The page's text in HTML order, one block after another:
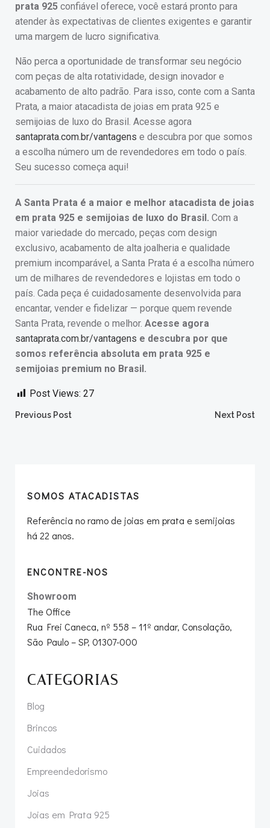
prata 925 confiável oferece, você estará pronto para
atender às expectativas de clientes exigentes e garantir
uma margem de lucro significativa.
Não perca a oportunidade de transformar seu negócio
com peças de alta rotatividade, design inovador e
acabamento de alto padrão. Para isso, conte com a Santa
Prata, a maior atacadista de joias em prata 925 e
semijoias de luxo do Brasil. Acesse agora
santaprata.com.br/vantagens e descubra por que somos
a escolha número um de revendedores em todo o país.
Seu sucesso começa aqui!
A Santa Prata é a maior e melhor atacadista de joias
em prata 925 e semijoias de luxo do Brasil. Com a
maior variedade do mercado, peças com design
exclusivo, acabamento de alta joalheria e qualidade
premium incomparável, a Santa Prata é a escolha número
um de milhares de revendedores e lojistas em todo o
país. Cada peça é cuidadosamente desenvolvida para
encantar, vender e fidelizar — porque quem revende
Santa Prata, revende o melhor. Acesse agora
santaprata.com.br/vantagens e descubra por que
somos referência absoluta em prata 925 e
semijoias premium no Brasil.
Post Views: 27
Post
Previous Post Next Post
SOMOS ATACADISTAS
Referência no ramo de joias em prata e semijoias
há 22 anos.
ENCONTRE-NOS
Showroom
The Office
Rua Frei Caneca, nº 558 – 11º andar, Consolação,
São Paulo – SP, 01307-000
CATEGORIAS
Blog
Brincos
Cuidados
Empreendedorismo
Joias
Joias em Prata 925